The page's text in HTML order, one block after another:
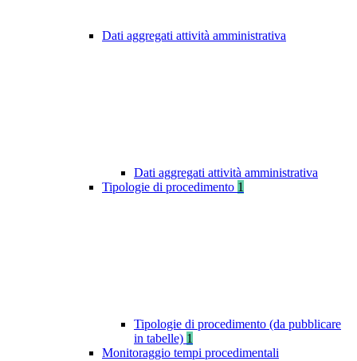
Dati aggregati attività amministrativa
Dati aggregati attività amministrativa
Tipologie di procedimento 1
Tipologie di procedimento (da pubblicare
in tabelle) 1
Monitoraggio tempi procedimentali